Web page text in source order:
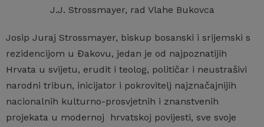
J.J. Strossmayer, rad Vlahe Bukovca
Josip Juraj Strossmayer, biskup bosanski i srijemski s
rezidencijom u Đakovu, jedan je od najpoznatijih
Hrvata u svijetu, erudit i teolog, političar i neustrašivi
narodni tribun, inicijator i pokrovitelj najznačajnijih
nacionalnih kulturno-prosvjetnih i znanstvenih
projekata u modernoj hrvatskoj povijesti, sve svoje